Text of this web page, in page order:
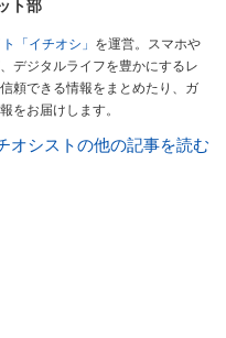
ト部
「イチオシ」 を運営。スマホや
デジタルライフを豊かにするレ
頼できる情報をまとめたり、ガ
をお届けします。
オシストの他の記事を読む